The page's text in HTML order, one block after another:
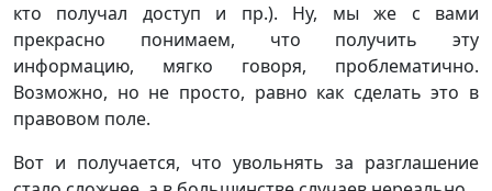
кто получал доступ и пр.). Ну, мы же с вами
прекрасно понимаем, что получить эту
информацию, мягко говоря, проблематично.
Возможно, но не просто, равно как сделать это в
правовом поле.
Вот и получается, что увольнять за разглашение